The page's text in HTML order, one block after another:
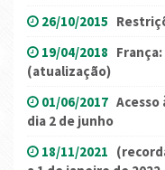
26/10/2015
19/04/2018
(atualização)
01/06/2017
dia 2 de junho
18/11/2021